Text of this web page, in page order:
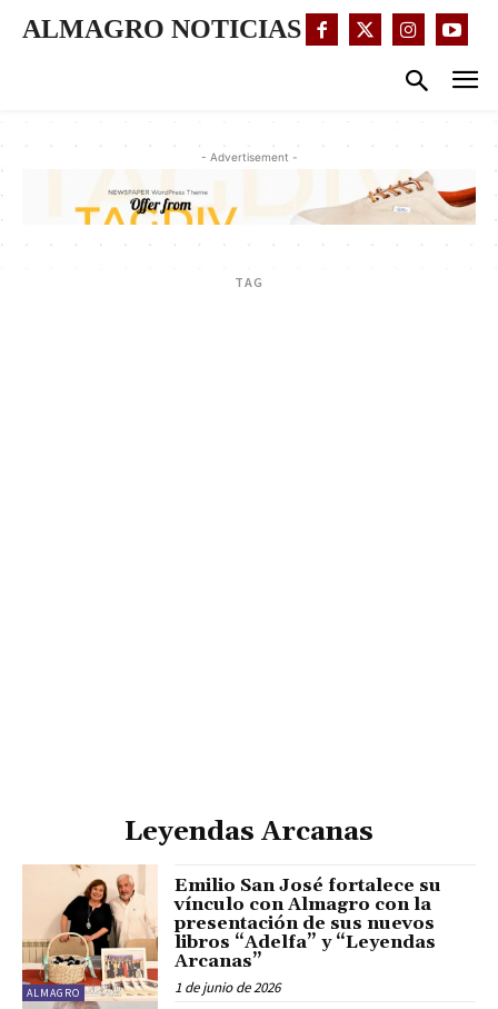
ALMAGRO NOTICIAS
- Advertisement -
TAG
Leyendas Arcanas
ALMAGRO
Emilio San José fortalece su
vínculo con Almagro con la
presentación de sus nuevos
libros “Adelfa” y “Leyendas
Arcanas”
1 de junio de 2026